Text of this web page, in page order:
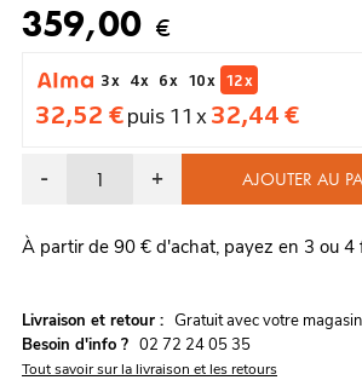
359,00 €
3 x 4 x 6 x 10 x 12 x
32,52 €puis 11 x 32,44 €
- + AJOUTER AU
À partir de 90 € d'achat, payez en 3 ou 4
Livraison et retour : Gratuit avec votre
Besoin d'info ? 02 72 24 05 35
Tout savoir sur la livraison et les retours